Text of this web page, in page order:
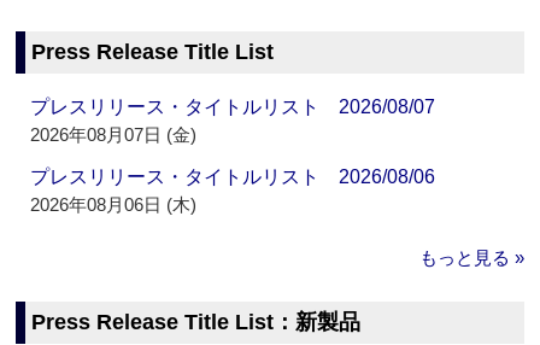
Press Release Title List
プレスリリース・タイトルリスト 2026/08/07
2026年08月07日 (金)
プレスリリース・タイトルリスト 2026/08/06
2026年08月06日 (木)
もっと見る »
Press Release Title List：新製品